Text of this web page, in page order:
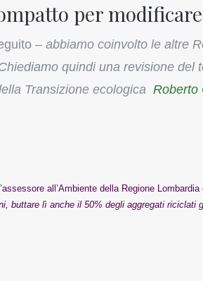
per
– abbiamo coinvolto le altre
quindi una revisione del
Transizione ecologica Roberto
all’Ambiente della Regione Lombardia
buttare lì anche il 50% degli aggregati riciclati